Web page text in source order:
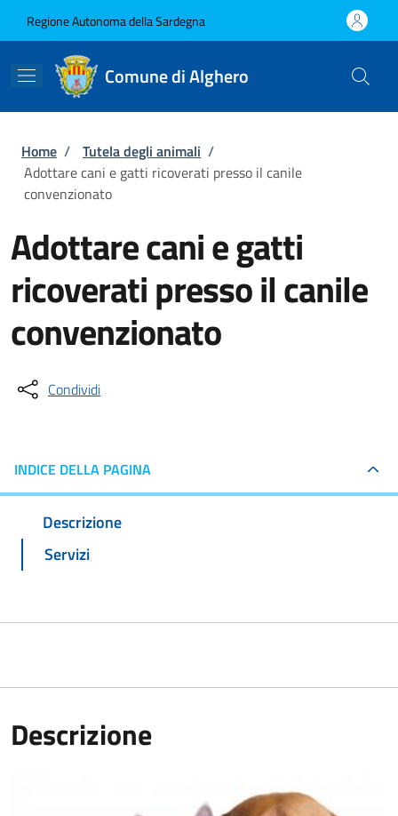
Regione Autonoma della Sardegna
Comune di Alghero
Briciole di pane
Home / Tutela degli animali /
Adottare cani e gatti ricoverati presso il canile
convenzionato
Adottare cani e gatti
ricoverati presso il canile
convenzionato
Condividi
INDICE DELLA PAGINA
Descrizione
Servizi
Descrizione